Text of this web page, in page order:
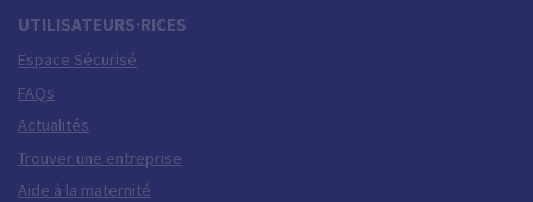
UTILISATEURS·RICES
Espace Sécurisé
FAQs
Actualités
Trouver une entreprise
Aide à la maternité